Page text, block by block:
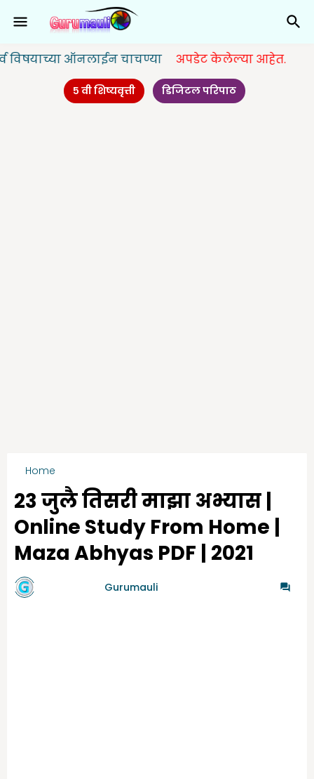
ऑनलाईन चाचण्या अपडेट केलेल्या आहेत.
५ वी शिष्यवृत्ती डिजिटल परिपाठ
Home
23 जुलै तिसरी माझा अभ्यास |
Online Study From Home |
Maza Abhyas PDF | 2021
Gurumauli